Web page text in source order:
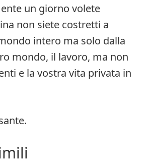
un giorno volete
non siete costretti a
intero ma solo dalla
mondo, il lavoro, ma non
e la vostra vita privata in